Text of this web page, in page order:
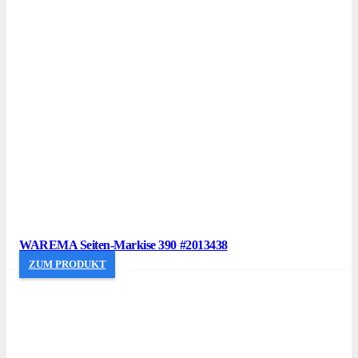
WAREMA Seiten-Markise 390 #2013438
ZUM PRODUKT